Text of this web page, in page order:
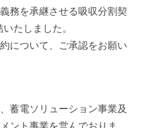
務を承継させる吸収分割契
たしました。
について、ご承認をお願い
蓄電ソリューション事業及
ント事業を営んでおりま